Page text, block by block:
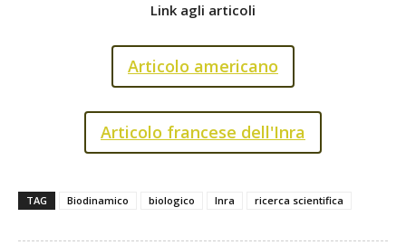
Link agli articoli
Articolo americano
Articolo francese dell'Inra
TAG Biodinamico biologico Inra ricerca scientifica